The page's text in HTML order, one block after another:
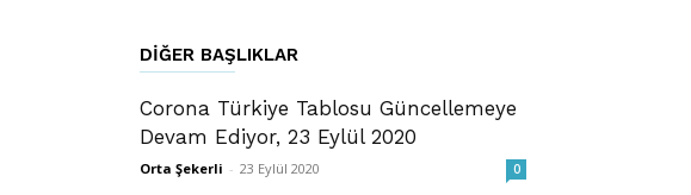
DIĞER BAŞLIKLAR
Corona Türkiye Tablosu Güncellemeye
Devam Ediyor, 23 Eylül 2020
Orta Şekerli - 23 Eylül 2020 0